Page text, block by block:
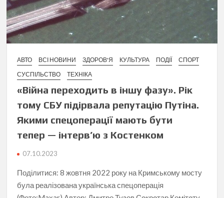
АВТО ВСІ НОВИНИ ЗДОРОВ'Я КУЛЬТУРА ПОДІЇ
СПОРТ
СУСПІЛЬСТВО
ТЕХНІКА
«Війна переходить в іншу фазу». Рік
тому СБУ підірвала репутацію Путіна.
Якими спецоперації мають бути
тепер — інтерв’ю з Костенком
07.10.2023
Поділитися: 8 жовтня 2022 року на Кримському мосту
була реалізована українська спецоперація